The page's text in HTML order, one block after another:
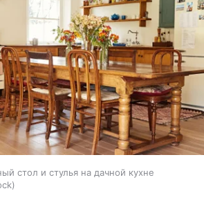
стол и стулья на дачной кухне